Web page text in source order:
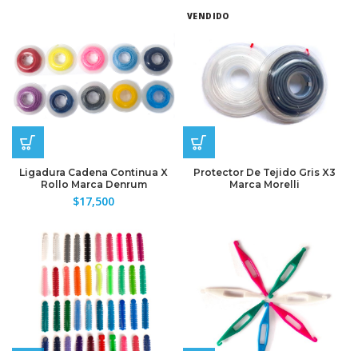
Ligadura Cadena Continua X
Rollo Marca Denrum
$17,500
VENDIDO
Protector De Tejido Gris X3
Marca Morelli